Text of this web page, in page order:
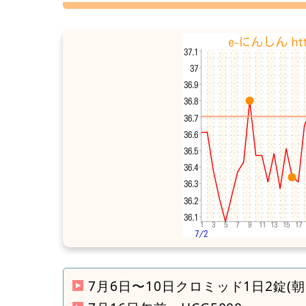
7月6日〜10日クロミッド1日2錠(